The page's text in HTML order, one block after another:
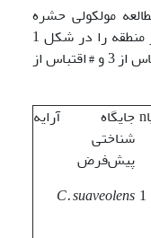
مولکولی حشره
خوار کوچک اعداد داخل پرانتز محل هر منطقه را در شکل 1
اقتباس از 11 و ** اقتباس از 3 و # اقتباس از
nجایگاه آرایه
شناختی
پیش‌فرض
1
C. suaveolens